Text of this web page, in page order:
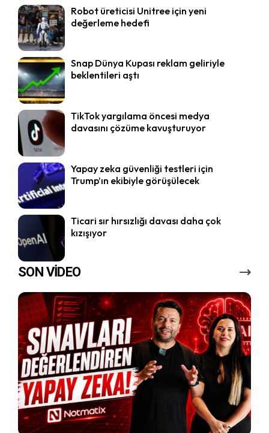
Robot üreticisi Unitree için yeni
değerleme hedefi
Snap Dünya Kupası reklam geliriyle
beklentileri aştı
TikTok yargılama öncesi medya
davasını çözüme kavuşturuyor
Yapay zeka güvenliği testleri için
Trump’ın ekibiyle görüşülecek
Ticari sır hırsızlığı davası daha çok
kızışıyor
SON VİDEO